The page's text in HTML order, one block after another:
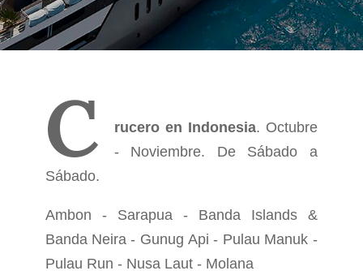
C rucero en Indonesia. Octubre
- Noviembre. De Sábado a
Sábado.
Ambon - Sarapua - Banda Islands &
Banda Neira - Gunug Api - Pulau Manuk -
Pulau Run - Nusa Laut - Molana